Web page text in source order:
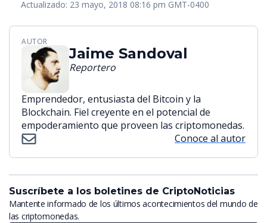
Actualizado: 23 mayo, 2018 08:16 pm GMT-0400
AUTOR
Jaime Sandoval
Reportero
Emprendedor, entusiasta del Bitcoin y la
Blockchain. Fiel creyente en el potencial de
empoderamiento que proveen las criptomonedas.
Conoce al autor
Suscríbete a los boletines de CriptoNoticias
Mantente informado de los últimos acontecimientos del mundo de
las criptomonedas.